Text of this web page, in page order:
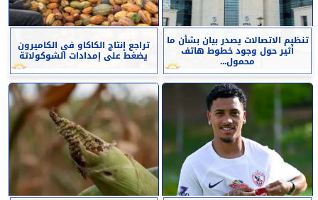
تنظيم الاتصالات يصدر بيان بشأن ما
أثير حول وجود خطوط هاتف
محمول...
تراجع إنتاج الكاكاو في الكاميرون
يضغط على إمدادات الشوكولاتة